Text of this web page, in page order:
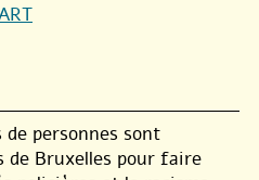
personnes sont
de Bruxelles pour faire